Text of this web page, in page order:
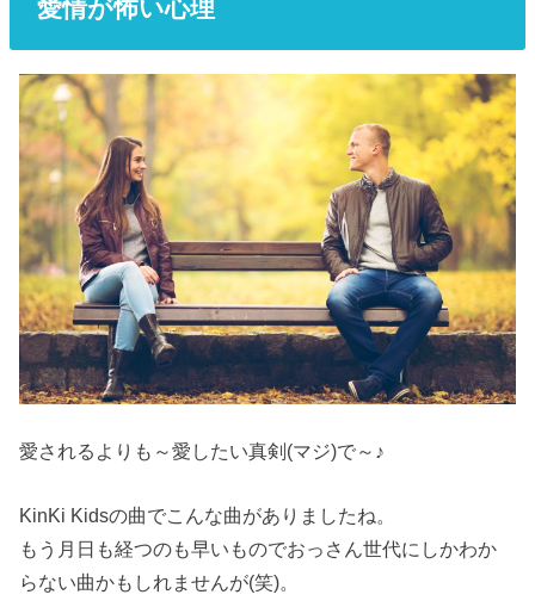
愛情が怖い心理
愛されるよりも～愛したい真剣(マジ)で～♪
KinKi Kidsの曲でこんな曲がありましたね。
もう月日も経つのも早いものでおっさん世代にしかわか
らない曲かもしれませんが(笑)。